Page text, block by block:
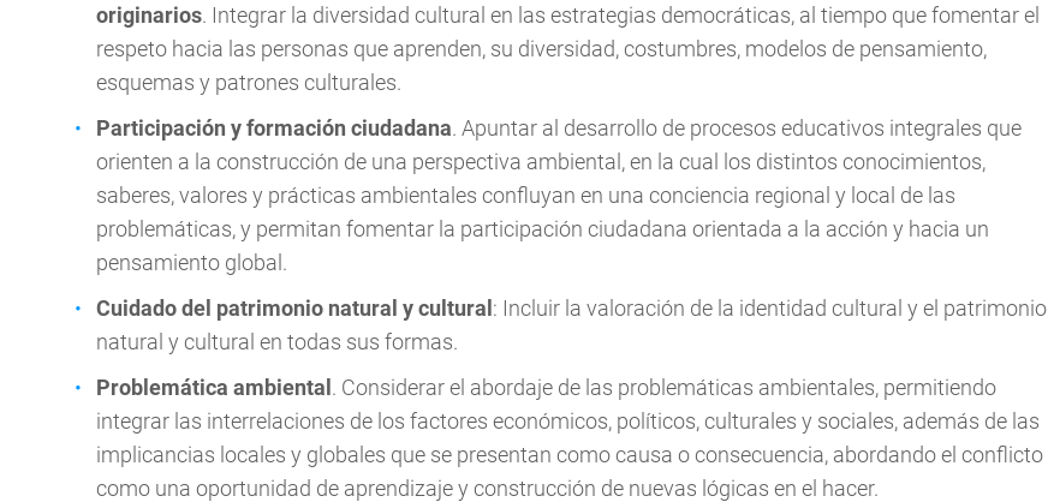
originarios. Integrar la diversidad cultural en las estrategias democráticas, al tiempo que fomentar el
respeto hacia las personas que aprenden, su diversidad, costumbres, modelos de pensamiento,
esquemas y patrones culturales.
Participación y formación ciudadana. Apuntar al desarrollo de procesos educativos integrales que
orienten a la construcción de una perspectiva ambiental, en la cual los distintos conocimientos,
saberes, valores y prácticas ambientales confluyan en una conciencia regional y local de las
problemáticas, y permitan fomentar la participación ciudadana orientada a la acción y hacia un
pensamiento global.
Cuidado del patrimonio natural y cultural: Incluir la valoración de la identidad cultural y el patrimonio
natural y cultural en todas sus formas.
Problemática ambiental. Considerar el abordaje de las problemáticas ambientales, permitiendo
integrar las interrelaciones de los factores económicos, políticos, culturales y sociales, además de las
implicancias locales y globales que se presentan como causa o consecuencia, abordando el conflicto
como una oportunidad de aprendizaje y construcción de nuevas lógicas en el hacer.